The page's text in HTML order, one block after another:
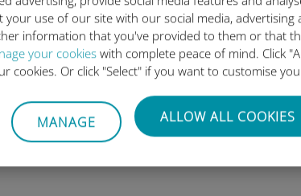
use of our site with our social media, advertising
information that you've provided to them or that
your cookies with complete peace of mind. Click
cookies. Or click "Select" if you want to customise
MANAGE ALLOW ALL COOKIES
SIM 카드를 저장할 수 있으며 모바일 장
다.
제 SIM 카드를 찾을 필요 없이 현지 또는
금제를 활성화할 수 있습니다.
을 받아 설치할 수 있습니다. 해외에서
연결되는 Ubigi와 같은 통신사를 이용하면
용할 때 일반적인 통신사의 로밍 요금을